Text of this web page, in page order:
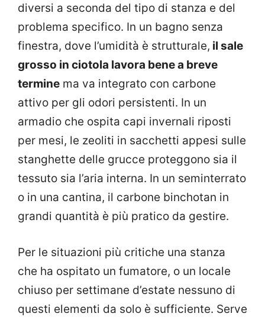
diversi a seconda del tipo di stanza e del
problema specifico. In un bagno senza
finestra, dove l’umidità è strutturale, il sale
grosso in ciotola lavora bene a breve
termine ma va integrato con carbone
attivo per gli odori persistenti. In un
armadio che ospita capi invernali riposti
per mesi, le zeoliti in sacchetti appesi sulle
stanghette delle grucce proteggono sia il
tessuto sia l’aria interna. In un seminterrato
o in una cantina, il carbone binchotan in
grandi quantità è più pratico da gestire.
Per le situazioni più critiche una stanza
che ha ospitato un fumatore, o un locale
chiuso per settimane d’estate nessuno di
questi elementi da solo è sufficiente. Serve